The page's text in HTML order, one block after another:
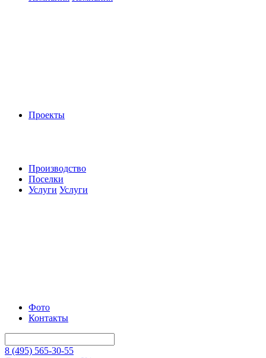
Проекты
Производство
Поселки
Услуги Услуги
Фото
Контакты
8 (495) 565-30-55